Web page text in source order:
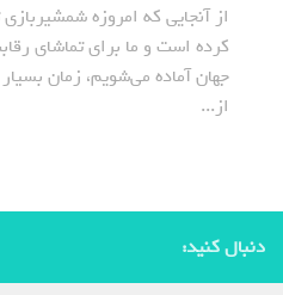
از آنجایی که امروزه
کرده است و ما برای تماشای
جهان آماده می‌شویم، زمان
از...
دنبال کنید: